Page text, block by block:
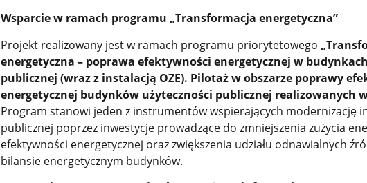
Wsparcie w ramach programu „Transformacja energetyczna”
Projekt realizowany jest w ramach programu priorytetowego
energetyczna – poprawa efektywności energetycznej w
publicznej (wraz z instalacją OZE). Pilotaż w obszarze poprawy
energetycznej budynków użyteczności publicznej realizowanych w
Program stanowi jeden z instrumentów wspierających modernizację
publicznej poprzez inwestycje prowadzące do zmniejszenia zużycia
efektywności energetycznej oraz zwiększenia udziału odnawialnych
bilansie energetycznym budynków.